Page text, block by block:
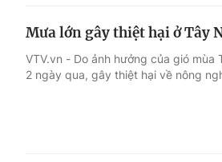
Mưa lớn gây thiệt hại ở Tây
VTV.vn - Do ảnh hưởng của gió
2 ngày qua, gây thiệt hại về nông